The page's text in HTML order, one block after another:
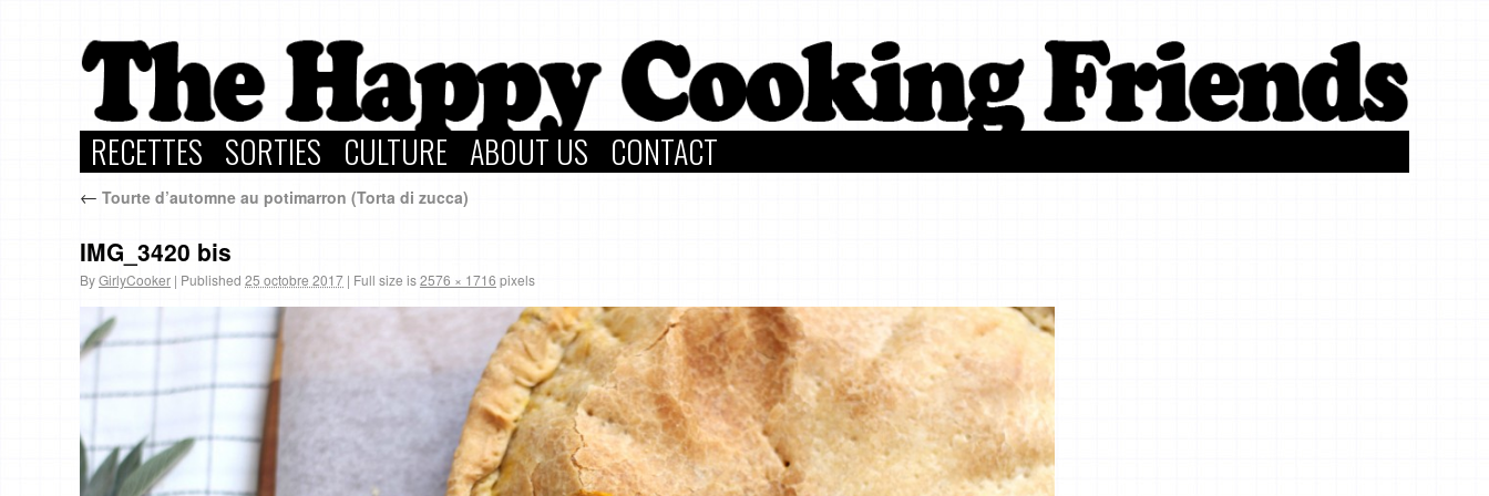
RECETTES SORTIES CULTURE ABOUT US CONTACT
← Tourte d’automne au potimarron (Torta di zucca)
IMG_3420 bis
ByGirlyCooker | Published 25 octobre 2017 | Full size is2576 × 1716 pixels